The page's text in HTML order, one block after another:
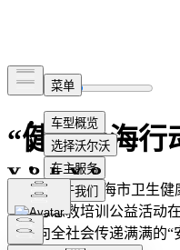
“健康上海行
5月10日，由上海市卫生
普及与急救培训公益活动
任，向全社会传递满满的“